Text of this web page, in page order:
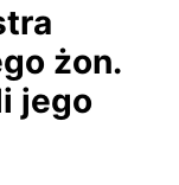
żon.
jego